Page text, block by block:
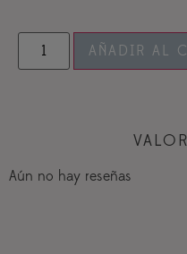
AÑADIR AL
Aún no hay reseñas